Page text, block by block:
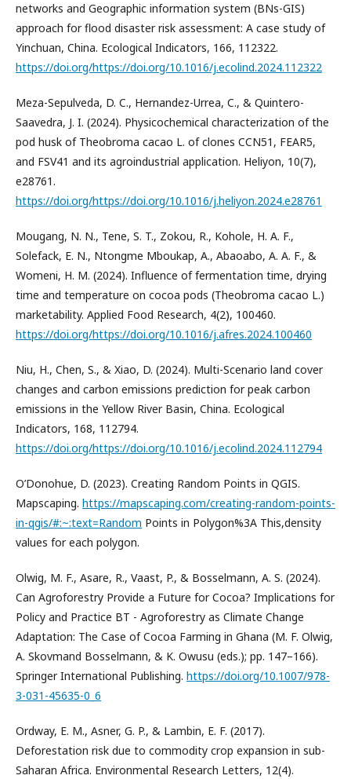
networks and Geographic information system (BNs-GIS)
approach for flood disaster risk assessment: A case study of
Yinchuan, China. Ecological Indicators, 166, 112322.
https://doi.org/https://doi.org/10.1016/j.ecolind.2024.112322
Meza-Sepulveda, D. C., Hernandez-Urrea, C., & Quintero-
Saavedra, J. I. (2024). Physicochemical characterization of the
pod husk of Theobroma cacao L. of clones CCN51, FEAR5,
and FSV41 and its agroindustrial application. Heliyon, 10(7),
e28761.
https://doi.org/https://doi.org/10.1016/j.heliyon.2024.e28761
Mougang, N. N., Tene, S. T., Zokou, R., Kohole, H. A. F.,
Solefack, E. N., Ntongme Mboukap, A., Abaoabo, A. A. F., &
Womeni, H. M. (2024). Influence of fermentation time, drying
time and temperature on cocoa pods (Theobroma cacao L.)
marketability. Applied Food Research, 4(2), 100460.
https://doi.org/https://doi.org/10.1016/j.afres.2024.100460
Niu, H., Chen, S., & Xiao, D. (2024). Multi-Scenario land cover
changes and carbon emissions prediction for peak carbon
emissions in the Yellow River Basin, China. Ecological
Indicators, 168, 112794.
https://doi.org/https://doi.org/10.1016/j.ecolind.2024.112794
O’Donohue, D. (2023). Creating Random Points in QGIS.
Mapscaping. https://mapscaping.com/creating-random-points-
in-qgis/#:~:text=Random Points in Polygon%3A This,density
values for each polygon.
Olwig, M. F., Asare, R., Vaast, P., & Bosselmann, A. S. (2024).
Can Agroforestry Provide a Future for Cocoa? Implications for
Policy and Practice BT - Agroforestry as Climate Change
Adaptation: The Case of Cocoa Farming in Ghana (M. F. Olwig,
A. Skovmand Bosselmann, & K. Owusu (eds.); pp. 147–166).
Springer International Publishing. https://doi.org/10.1007/978-
3-031-45635-0_6
Ordway, E. M., Asner, G. P., & Lambin, E. F. (2017).
Deforestation risk due to commodity crop expansion in sub-
Saharan Africa. Environmental Research Letters, 12(4).